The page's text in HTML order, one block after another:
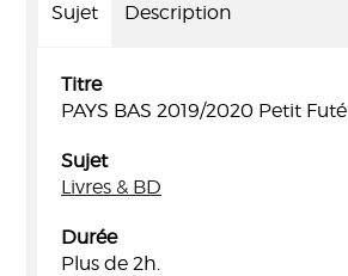
Sujet Description
Titre
PAYS BAS 2019/2020 Petit Futé
Sujet
Livres & BD
Durée
Plus de 2h.